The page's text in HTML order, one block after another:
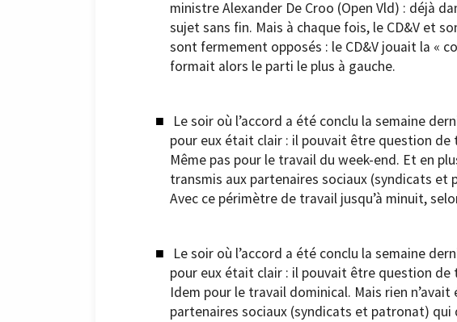
ministre Alexander De Croo (Open Vld) : déjà
sujet sans fin. Mais à chaque fois, le CD&V et
sont fermement opposés : le CD&V jouait la «
formait alors le parti le plus à gauche.
Le soir où l’accord a été conclu la semaine
pour eux était clair : il pouvait être question de
Même pas pour le travail du week-end. Et en
transmis aux partenaires sociaux (syndicats
Avec ce périmètre de travail jusqu’à minuit,
Le soir où l’accord a été conclu la semaine
pour eux était clair : il pouvait être question de
Idem pour le travail dominical. Mais rien
partenaires sociaux (syndicats et patronat)